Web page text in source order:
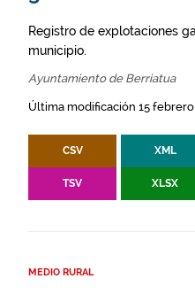
Registro de explotaciones
municipio.
Ayuntamiento de Berriatua
Última modificación 15
CSV XML
TSV XLSX
MEDIO RURAL